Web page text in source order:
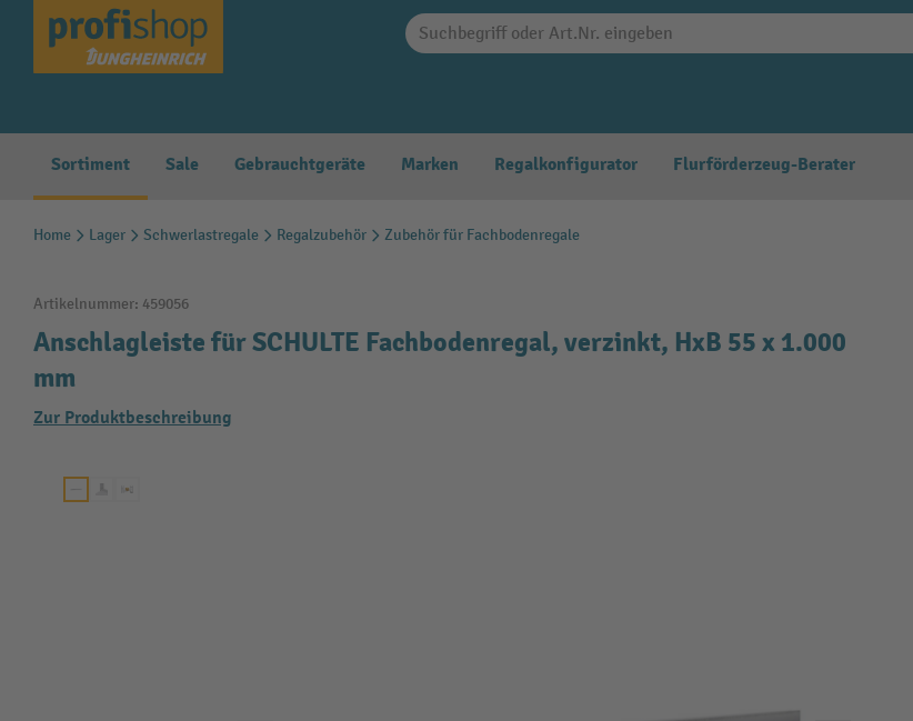
Zur Hauptnavigation springen
Sortiment Sale Gebrauchtgeräte Marken Regalkonfigurator Flurförderzeug-Berater
Home Lager Schwerlastregale Regalzubehör Zubehör für Fachbodenregale
Artikelnummer: 459056
Anschlagleiste für SCHULTE Fachbodenregal, verzinkt, HxB 55 x 1.000
mm
Zur Produktbeschreibung